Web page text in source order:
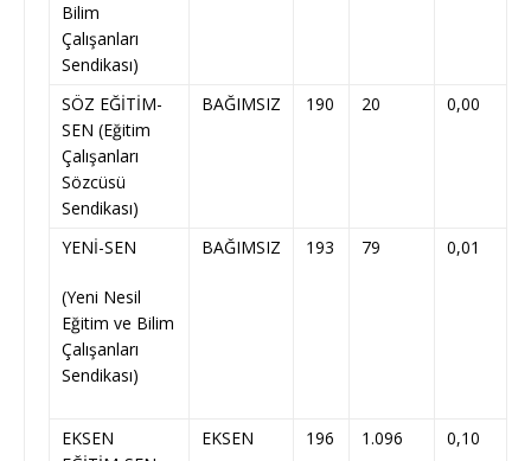
Bilim
Çalışanları
Sendikası)
SÖZ EĞİTİM-
SEN (Eğitim
Çalışanları
Sözcüsü
Sendikası)
BAĞIMSIZ 190 20 0,00
YENİ-SEN
(Yeni Nesil
Eğitim ve Bilim
Çalışanları
Sendikası)
BAĞIMSIZ 193 79 0,01
EKSEN
EKSEN 196 1.096 0,10